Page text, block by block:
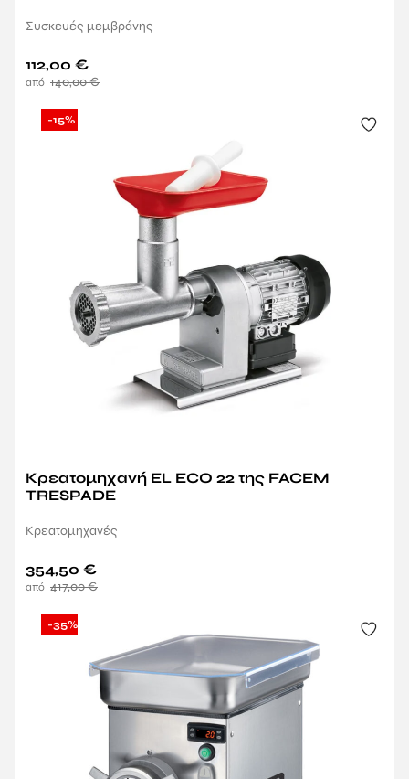
Συσκευές μεμβράνης
140,00€
112,00 €
-15%
Κρεατομηχανή EL ECO 22 της FACEM
TRESPADE
Κρεατομηχανές
417,00€
354,50 €
-35%